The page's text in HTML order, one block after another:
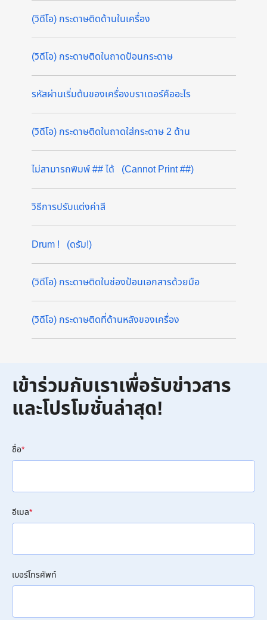
(วิดีโอ) กระดาษติดด้านในเครื่อง
(วิดีโอ) กระดาษติดในถาดป้อนกระดาษ
รหัสผ่านเริ่มต้นของเครื่องบราเดอร์คืออะไร
(วิดีโอ) กระดาษติดในถาดใส่กระดาษ 2 ด้าน
ไม่สามารถพิมพ์ ## ได้ (Cannot Print ##)
วิธีการปรับแต่งค่าสี
Drum ! (ดรัม!)
(วิดีโอ) กระดาษติดในช่องป้อนเอกสารด้วยมือ
(วิดีโอ) กระดาษติดที่ด้านหลังของเครื่อง
เข้าร่วมกับเราเพื่อรับข่าวสาร
และโปรโมชั่นล่าสุด!
ชื่อ*
อีเมล*
เบอร์โทรศัพท์